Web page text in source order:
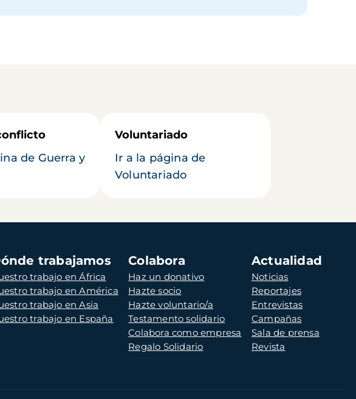
de Guerra y
Voluntariado
Ir a la página de
Voluntariado
trabajamos
trabajo en África
trabajo en América
trabajo en Asia
trabajo en España
Colabora
Haz un donativo
Hazte socio
Hazte voluntario/a
Testamento solidario
Colabora como empresa
Regalo Solidario
Actualidad
Noticias
Reportajes
Entrevistas
Campañas
Sala de prensa
Revista